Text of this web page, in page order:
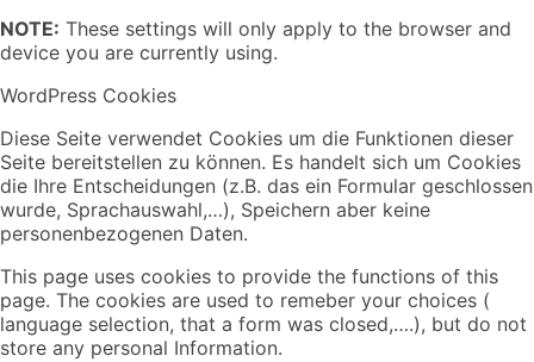
NOTE: These settings will only apply to the browser and
device you are currently using.
WordPress Cookies
Diese Seite verwendet Cookies um die Funktionen dieser
Seite bereitstellen zu können. Es handelt sich um Cookies
die Ihre Entscheidungen (z.B. das ein Formular geschlossen
wurde, Sprachauswahl,…), Speichern aber keine
personenbezogenen Daten.
This page uses cookies to provide the functions of this
page. The cookies are used to remeber your choices (
language selection, that a form was closed,….), but do not
store any personal Information.